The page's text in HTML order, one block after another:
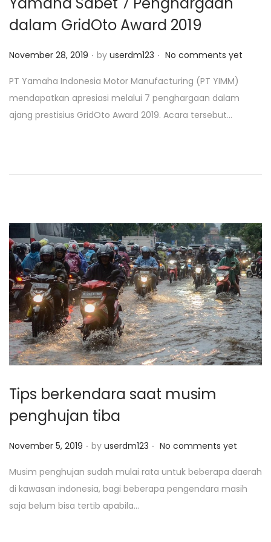
dalam GridOto Award 2019
P
s
t
e
November 28, 2019 . by userdm123 . No comments yet
PT Yamaha Indonesia Motor Manufacturing (PT YIMM)
mendapatkan apresiasi melalui 7 penghargaan dalam
ajang prestisius GridOto Award 2019. Acara tersebut…
Tips berkendara saat musim
penghujan tiba
P
s
t
e
November 5, 2019 . by userdm123 . No comments yet
Musim penghujan sudah mulai rata untuk beberapa daerah
di kawasan indonesia, bagi beberapa pengendara masih
saja belum bisa tertib apabila...